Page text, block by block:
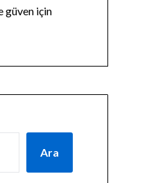
güven için
Ara